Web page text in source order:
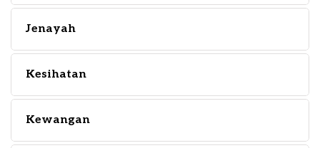
Jenayah
Kesihatan
Kewangan